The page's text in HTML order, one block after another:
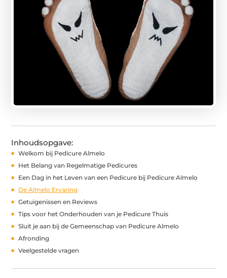
Inhoudsopgave:
Welkom bij Pedicure Almelo
Het Belang van Regelmatige Pedicures
Een Dag in het Leven van een Pedicure bij Pedicure Almelo
De Almelo Ervaring
Getuigenissen en Reviews
Tips voor het Onderhouden van je Pedicure Thuis
Sluit je aan bij de Gemeenschap van Pedicure Almelo
Afronding
Veelgestelde vragen